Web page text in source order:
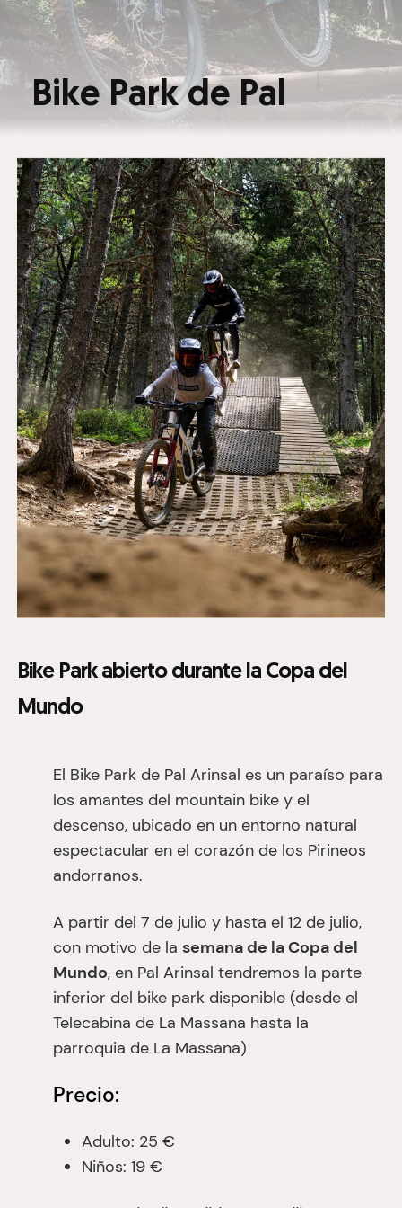
Bike Park de Pal
Bike Park abierto durante la Copa del
Mundo
El Bike Park de Pal Arinsal es un paraíso para
los amantes del mountain bike y el
descenso, ubicado en un entorno natural
espectacular en el corazón de los Pirineos
andorranos.
A partir del 7 de julio y hasta el 12 de julio,
con motivo de la semana de la Copa del
Mundo, en Pal Arinsal tendremos la parte
inferior del bike park disponible (desde el
Telecabina de La Massana hasta la
parroquia de La Massana)
Precio:
Adulto: 25 €
Niños: 19 €